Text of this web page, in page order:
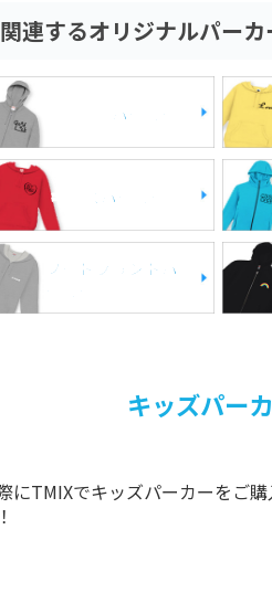
関連するオリジナルパー
即日発送パーカー
キッズパーカー
フードプリントパ
キッズパー
にTMIXでキッズパーカーをご